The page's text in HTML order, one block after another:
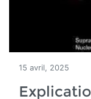
15 avril, 2025